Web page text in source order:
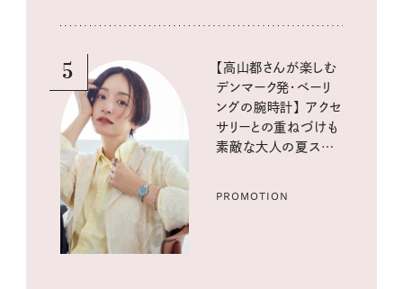
5
【高山都さんが楽しむ
デンマーク発・ベーリ
ングの腕時計】 アクセ
サリーとの重ねづけも
素敵な大人の夏スタイ
PROMOTION